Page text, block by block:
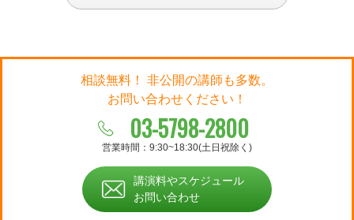
相談無料！ 非公開の講師も多数。
お問い合わせください！
03-5798-2800
営業時間：9:30~18:30(土日祝除く)
講演料やスケジュール
お問い合わせ